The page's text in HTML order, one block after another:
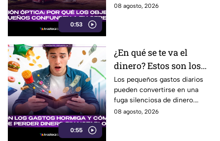
0:53
pequeño con ternura,
08 agosto, 2026
0:55
¿En qué se te va el
dinero? Estos son los
gastos hormiga que
pueden vaciar tu
bolsillo
Los pequeños gastos diarios
pueden convertirse en una
fuga silenciosa de dinero.
Identificar los llamados gastos
08 agosto, 2026